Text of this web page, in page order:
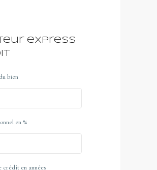
express
bien
en %
crédit en années